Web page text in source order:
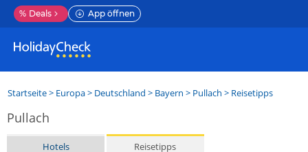
% Deals App öffnen
Startseite> Europa> Deutschland > Bayern > Pullach > Reisetipps
Pullach
Hotels Reisetipps